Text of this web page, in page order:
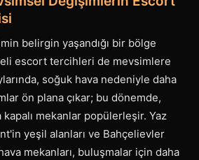
belirgin yaşandığı bir bölge
escort tercihleri de mevsimlere
soğuk hava nedeniyle daha
ön plana çıkar; bu dönemde,
mekanlar popülerleşir. Yaz
yeşil alanları ve Bahçelievler
mekanları, buluşmalar için daha